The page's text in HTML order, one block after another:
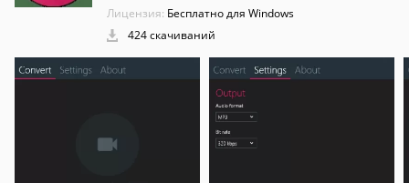
Лицензия: Бесплатно для Windows
424 скачиваний